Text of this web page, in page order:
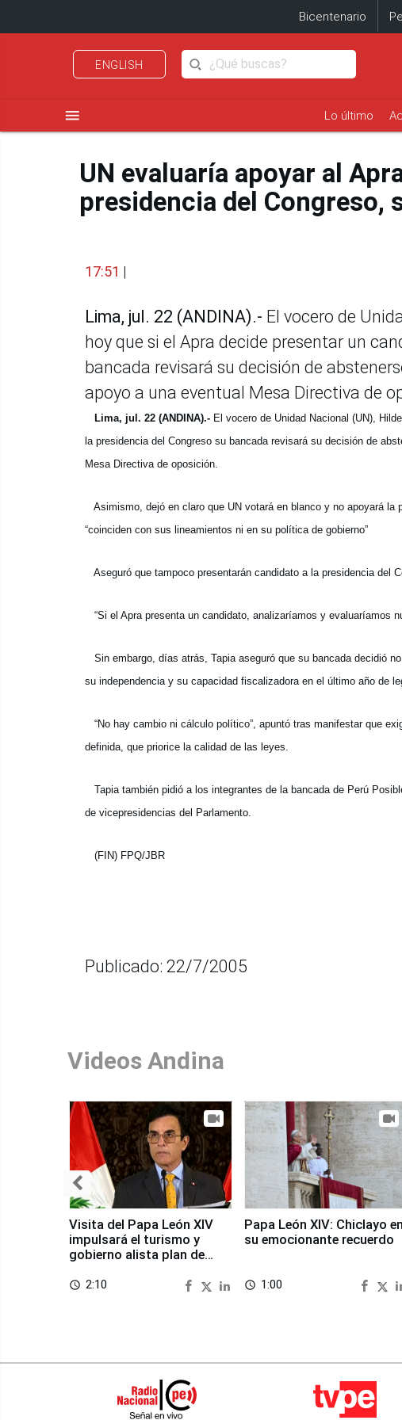
Bicentenario
ENGLISH
menu Lo último
UN evaluaría apoyar al
presidencia del Congreso,
17:51 |
Lima, jul. 22 (ANDINA).- El vocero de
hoy que si el Apra decide presentar un
bancada revisará su decisión de
apoyo a una eventual Mesa Directiva de
Lima, jul. 22 (ANDINA).- El vocero de Unidad Nacional (UN),
la presidencia del Congreso su bancada revisará su decisión de
Mesa Directiva de oposición.
Asimismo, dejó en claro que UN votará en blanco y no apoyará
“coinciden con sus lineamientos ni en su política de gobierno”
Aseguró que tampoco presentarán candidato a la presidencia del
“Si el Apra presenta un candidato, analizaríamos y evaluaríamos
Sin embargo, días atrás, Tapia aseguró que su bancada decidió
su independencia y su capacidad fiscalizadora en el último año de
“No hay cambio ni cálculo político”, apuntó tras manifestar que
definida, que priorice la calidad de las leyes.
Tapia también pidió a los integrantes de la bancada de Perú
de vicepresidencias del Parlamento.
(FIN) FPQ/JBR
Publicado: 22/7/2005
Videos Andina
Visita del Papa León XIV
impulsará el turismo y
gobierno alista plan de
access_time 2:10
Papa León XIV: Chiclayo en
su emocionante recuerdo
access_time 1:00